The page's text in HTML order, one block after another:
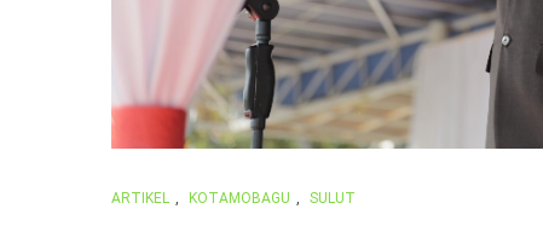
ARTIKEL , KOTAMOBAGU , SULUT